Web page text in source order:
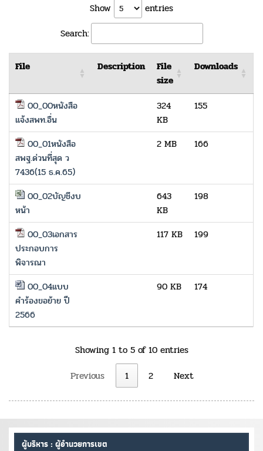
Show
entries
Search:
File Description
File
size
Downloads
00_00หนังสือ
แจ้งสพท.อื่น
324
KB
155
00_01หนังสือ
สพฐ.ด่วนที่สุด ว
7436(15 ธ.ค.65)
2 MB 166
00_02บัญชีงบ
หน้า
643
KB
198
00_03เอกสาร
ประกอบการ
พิจารณา
117 KB 199
00_04แบบ
คำร้องขอย้าย ปี
2566
90 KB 174
Showing 1 to 5 of 10 entries
Previous
1 2 Next
ผู้บริหาร : ผู้อำนวยการเขต